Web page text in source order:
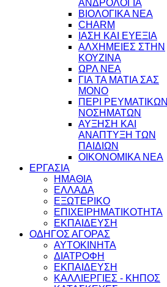
ΑΝΔΡΟΛΟΓΙΑ
ΒΙΟΛΟΓΙΚΑ ΝΕΑ
CHARM
ΙΑΣΗ ΚΑΙ ΕΥΕΞΙΑ
ΑΛΧΗΜΕΙΕΣ ΣΤΗΝ
ΚΟΥΖΙΝΑ
ΩΡΛ ΝEA
ΓΙΑ ΤΑ ΜΑΤΙΑ ΣΑΣ
ΜΟΝΟ
ΠΕΡΙ ΡΕΥΜΑΤΙΚΩΝ
ΝΟΣΗΜΑΤΩΝ
ΑΥΞΗΣΗ ΚΑΙ
ΑΝΑΠΤΥΞΗ ΤΩΝ
ΠΑΙΔΙΩΝ
ΟΙΚΟΝΟΜΙΚΑ ΝΕΑ
ΕΡΓΑΣΙΑ
ΗΜΑΘΙΑ
ΕΛΛΑΔΑ
ΕΞΩΤΕΡΙΚΟ
ΕΠΙΧΕΙΡΗΜΑΤΙΚΟΤΗΤΑ
ΕΚΠΑΙΔΕΥΣΗ
ΟΔΗΓΟΣ ΑΓΟΡΑΣ
ΑΥΤΟΚΙΝΗΤΑ
ΔΙΑΤΡΟΦΗ
ΕΚΠΑΙΔΕΥΣΗ
ΚΑΛΛΙΕΡΓΙΕΣ - ΚΗΠΟΣ